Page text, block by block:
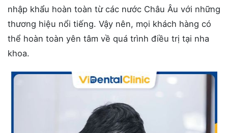
nhập khẩu hoàn toàn từ các nước Châu Âu với những
thương hiệu nổi tiếng. Vậy nên, mọi khách hàng có
thể hoàn toàn yên tâm về quá trình điều trị tại nha
khoa.